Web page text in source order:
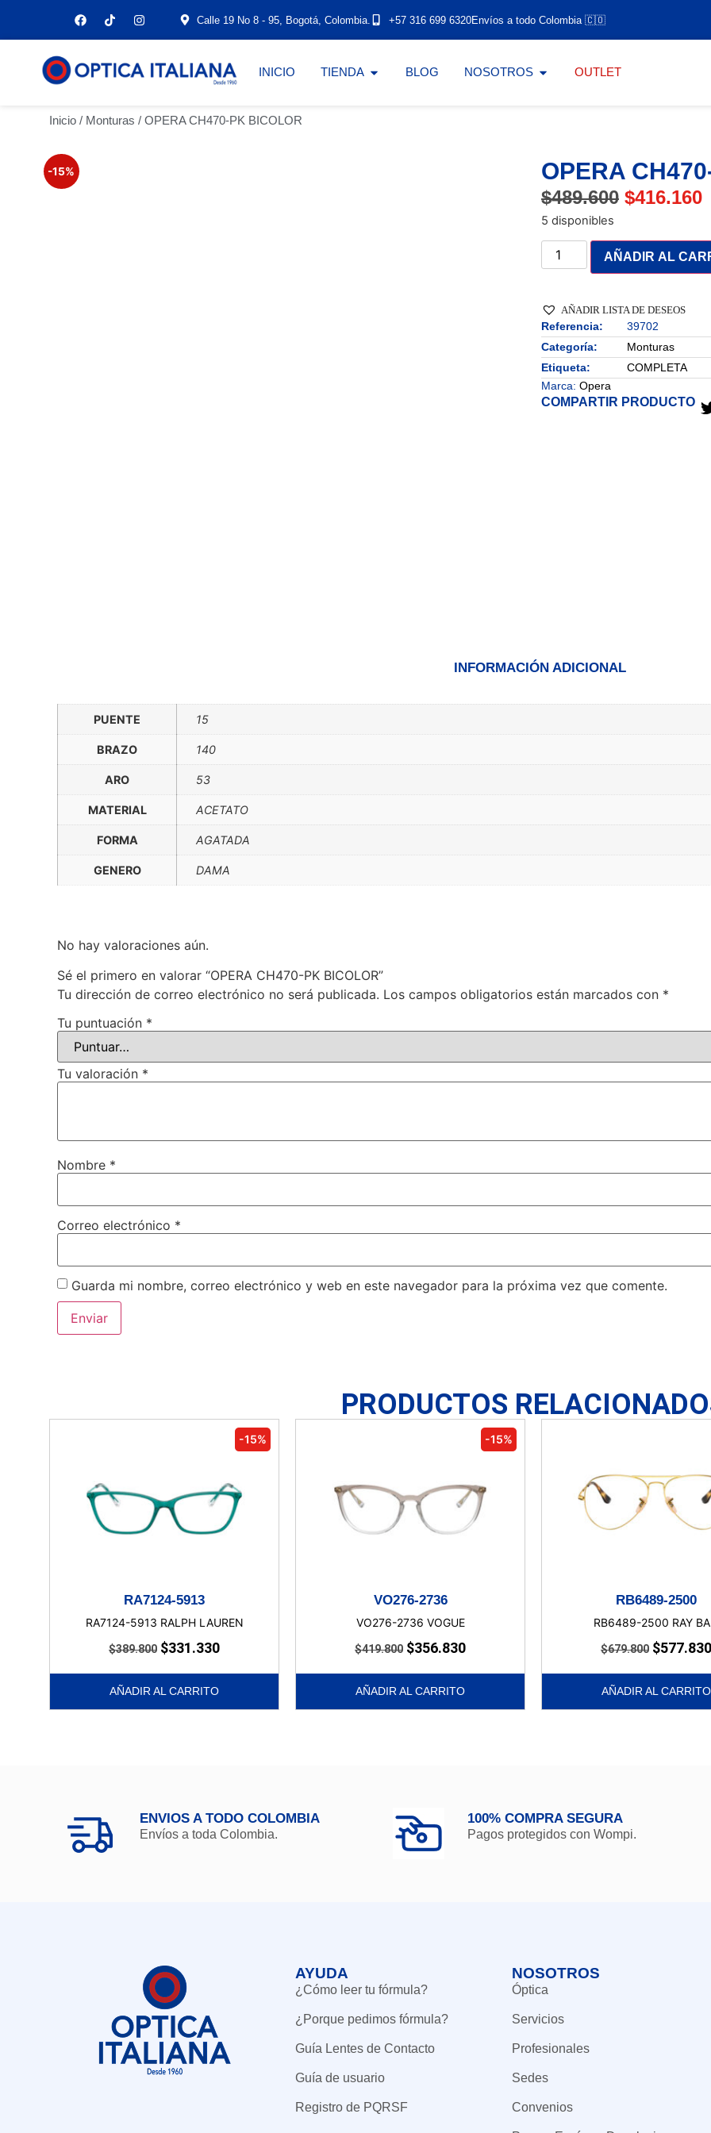
Calle 19 No 8 - 95, Bogotá, Colombia. +57 316 699 6320Envíos a todo Colombia 🇨🇴
INICIO TIENDA BLOG NOSOTROS OUTLET
Inicio / Monturas / OPERA CH470-PK BICOLOR
-15% OPERA
$489.600 $416.160
5 disponibles
AÑADIR AL
AÑADIR LISTA DE DESEOS
Referencia:
39702
Categoría:
Monturas
Etiqueta:
COMPLETA
Marca: Opera
COMPARTIR PRODUCTO
INFORMACIÓN ADICIONAL
PUENTE 15
BRAZO 140
ARO 53
MATERIAL ACETATO
FORMA AGATADA
GENERO DAMA
No hay valoraciones aún.
Sé el primero en valorar “OPERA CH470-PK BICOLOR”
Tu dirección de correo electrónico no será publicada. Los campos obligatorios están marcados con *
Tu puntuación *
Tu valoración *
Nombre *
Correo electrónico *
Guarda mi nombre, correo electrónico y web en este navegador para la próxima vez que comente.
PRODUCTOS
-15%
RA7124-5913
RA7124-5913 RALPH LAUREN
$389.800 $331.330
AÑADIR AL CARRITO
-15%
VO276-2736
VO276-2736 VOGUE
$419.800 $356.830
AÑADIR AL CARRITO
RB6489-2500
RB6489-2500 RAY
$679.800 $577.830
AÑADIR AL CARRITO
ENVIOS A TODO COLOMBIA
Envíos a toda Colombia.
100% COMPRA SEGURA
Pagos protegidos con Wompi.
AYUDA
¿Cómo leer tu fórmula?
¿Porque pedimos fórmula?
Guía Lentes de Contacto
Guía de usuario
Registro de PQRSF
NOSOTROS
Óptica
Servicios
Profesionales
Sedes
Convenios